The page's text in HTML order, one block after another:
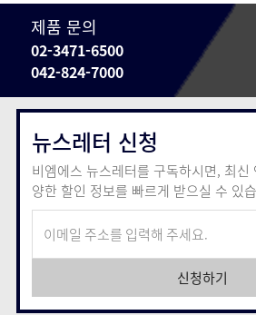
제품 문의
02-3471-6500
042-824-7000
뉴스레터 신청
비엠에스 뉴스레터를 구독하시면, 최신
양한 할인 정보를 빠르게 받으실 수 있
신청하기